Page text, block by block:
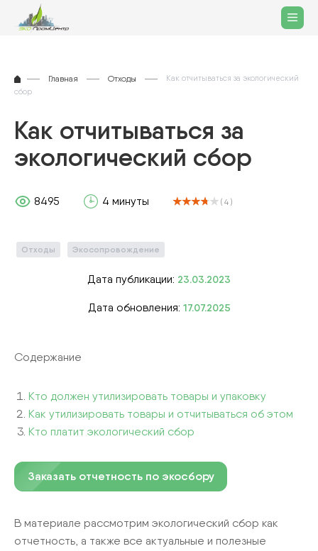
Главная Отходы
Как отчитываться за экологический
сбор
Как отчитываться за
экологический сбор
8495 4 минуты ( 4 )
Отходы Экосопровождение
Дата публикации: 23.03.2023
Дата обновления: 17.07.2025
Содержание
Кто должен утилизировать товары и упаковку
Как утилизировать товары и отчитываться об этом
Кто платит экологический сбор
Заказать отчетность по экосбору
В материале рассмотрим экологический сбор как
отчетность, а также все актуальные и полезные